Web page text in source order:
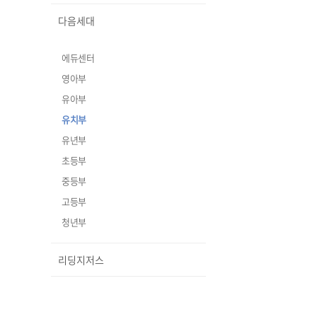
다음세대
에듀센터
영아부
유아부
유치부
유년부
초등부
중등부
고등부
청년부
리딩지저스